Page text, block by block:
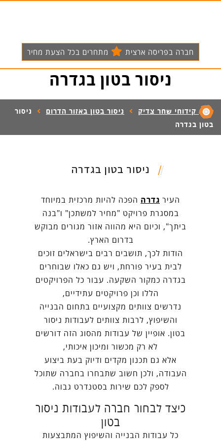
חברה בפריסה ארצית מתחרים בכל הצעת מחיר
ניסור בטון בגדרה
קידוחי שחר צדיק ניסור בטון באזור הדרום
ניסור
בטון בגדרה
ניסור בטון בגדרה
העיר גדרה הפכה להיות מרכזית במיוחד
במסגרת פרויקט "מחיר למשתכן" ו"בנה
ביתך", וכיום היא מהווה אזור מגורים מבוקש
בדרום הארץ.
הודות לכך, תושבים רבים בישראלים זוכים
לבית בעיר פורחת, ויש גם כאלו שבוחרים
בגדרה כמקור השקעה. עבור כל הפרויקטים
הללו וכן פרויקטים עתידיים,
נדרשים צוותים מקצועיים בתחום הבנייה
והשיפוץ, לרבות צוותים לעבודות ניסור
בטון. אופיין של עבודות מהסוג הזה דורשים
לא רק מכשור ומיכון איכותי,
אלא גם תכנון מקדים ודיוק בעת ביצוע
העבודה, ולכן חשוב שתבחרו בחברה שתוכל
לספק לכם שירות בסטנדרט גבוה.
כיצד לבחור חברה לעבודות ניסור
בטון
כל עבודות הבנייה והשיפוץ המתבצעות